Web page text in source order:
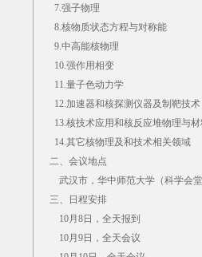
7.强子物理
8.核物质状态方程与对称能
9.中高能核物理
10.强作用相变
11.量子色动力学
12.加速器和核探测仪器及制靶技术
13.核技术应用和核反应堆物理与
14.其它核物理及和技术相关领域
二、会议地点
武汉市，华中师范大学（科学会
三、日程安排
10月8日，全天报到
10月9日，全天会议